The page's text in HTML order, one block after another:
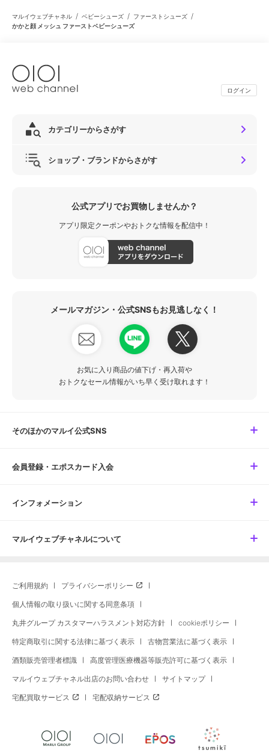
マルイウェブチャネル / ベビーシューズ / ファーストシューズ /
かかと顔 メッシュ ファーストベビーシューズ
ログイン
カテゴリーからさがす
ショップ・ブランドからさがす
公式アプリでお買物しませんか？
アプリ限定クーポンやおトクな情報を配信中！
メールマガジン・公式SNSもお見逃しなく！
お気に入り商品の値下げ・再入荷や
おトクなセール情報がいち早く受け取れます！
そのほかのマルイ公式SNS
会員登録・エポスカード入会
インフォメーション
マルイウェブチャネルについて
ご利用規約 プライバシーポリシー
個人情報の取り扱いに関する同意条項
丸井グループ カスタマーハラスメント対応方針 cookieポリシー
特定商取引に関する法律に基づく表示 古物営業法に基づく表示
酒類販売管理者標識 高度管理医療機器等販売許可に基づく表示
マルイウェブチャネル出店のお問い合わせ サイトマップ
宅配買取サービス 宅配収納サービス